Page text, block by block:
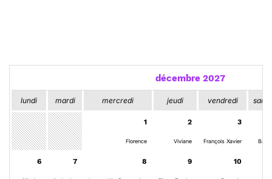
décembre 2027
lundi mardi mercredi jeudi vendredi
1
Florence
2
Viviane
3
François Xavier
6 7 8 9 10